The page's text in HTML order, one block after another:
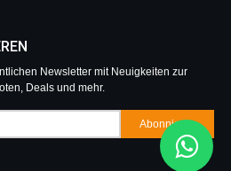
Newsletter mit Neuigkeiten zur
Deals und mehr.
Abonnieren